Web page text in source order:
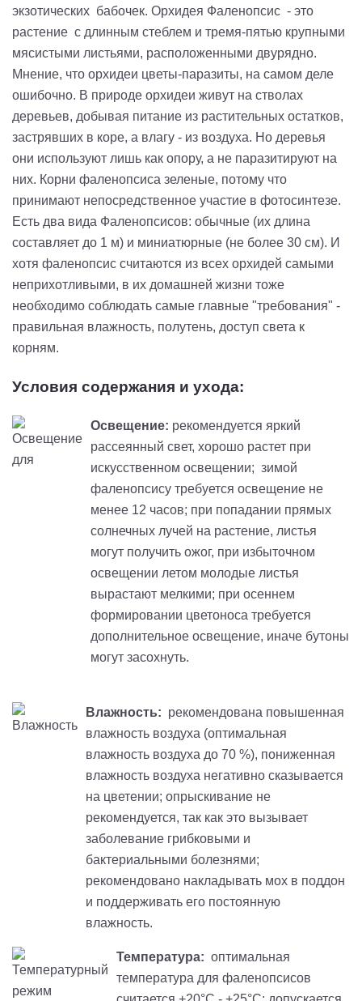
экзотических бабочек. Орхидея Фаленопсис - это
растение с длинным стеблем и тремя-пятью крупными
мясистыми листьями, расположенными двурядно.
Мнение, что орхидеи цветы-паразиты, на самом деле
ошибочно. В природе орхидеи живут на стволах
деревьев, добывая питание из растительных остатков,
застрявших в коре, а влагу - из воздуха. Но деревья
они используют лишь как опору, а не паразитируют на
них. Корни фаленопсиса зеленые, потому что
принимают непосредственное участие в фотосинтезе.
Есть два вида Фаленопсисов: обычные (их длина
составляет до 1 м) и миниатюрные (не более 30 см). И
хотя фаленопсис считаются из всех орхидей самыми
неприхотливыми, в их домашней жизни тоже
необходимо соблюдать самые главные "требования" -
правильная влажность, полутень, доступ света к
корням.
Условия содержания и ухода:
Освещение: рекомендуется яркий
рассеянный свет, хорошо растет при
искусственном освещении; зимой
фаленопсису требуется освещение не
менее 12 часов; при попадании прямых
солнечных лучей на растение, листья
могут получить ожог, при избыточном
освещении летом молодые листья
вырастают мелкими; при осеннем
формировании цветоноса требуется
дополнительное освещение, иначе бутоны
могут засохнуть.
Влажность: рекомендована повышенная
влажность воздуха (оптимальная
влажность воздуха до 70 %), пониженная
влажность воздуха негативно сказывается
на цветении; опрыскивание не
рекомендуется, так как это вызывает
заболевание грибковыми и
бактериальными болезнями;
рекомендовано накладывать мох в поддон
и поддерживать его постоянную
влажность.
Температура: оптимальная
температура для фаленопсисов